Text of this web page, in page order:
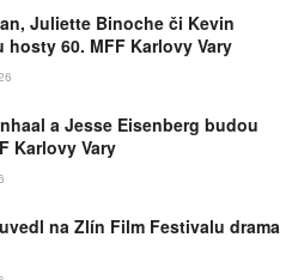
Juliette Binoche či Kevin
hosty 60. MFF Karlovy Vary
a Jesse Eisenberg budou
Karlovy Vary
na Zlín Film Festivalu drama